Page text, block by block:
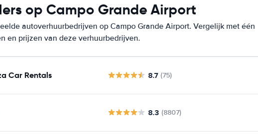
op Campo Grande Airport
autoverhuurbedrijven op Campo Grande Airport. Vergelijk met één
en prijzen van deze verhuurbedrijven.
Car Rentals 8.7 (75)
8.3 (8807)